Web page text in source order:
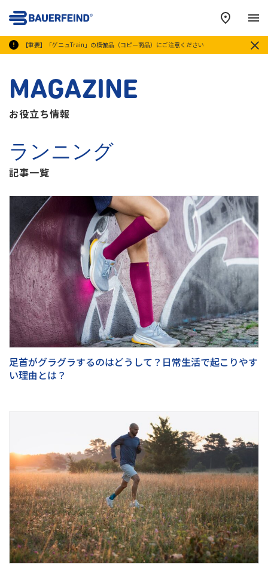
【重要】「ゲニュTrain」の模倣品（コピー商品）にご注意ください
メ
MAGAZINE
お役立ち情報
ランニング
記事一覧
足首がグラグラするのはどうして？日常生活で起こりやす
い理由とは？